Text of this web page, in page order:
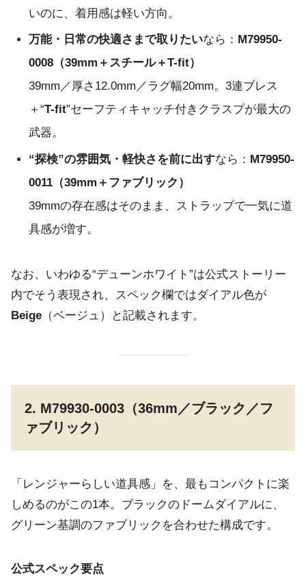
いのに、着用感は軽い方向。
万能・日常の快適さまで取りたいなら： M79950-
0008（39mm＋スチール＋T-fit）
39mm／厚さ12.0mm／ラグ幅20mm。3連ブレス
＋“T-fit”セーフティキャッチ付きクラスプが最大の
武器。
“探検”の雰囲気・軽快さを前に出すなら： M79950-
0011（39mm＋ファブリック）
39mmの存在感はそのまま、ストラップで一気に道
具感が増す。
なお、いわゆる“デューンホワイト”は公式ストーリー
内でそう表現され、スペック欄ではダイアル色が
Beige （ベージュ）と記載されます。
2. M79930-0003（36mm／ブラック／フ
ァブリック）
「レンジャーらしい道具感」を、最もコンパクトに楽
しめるのがこの1本。ブラックのドームダイアルに、
グリーン基調のファブリックを合わせた構成です。
公式スペック要点